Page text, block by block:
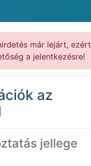
már lejárt, ezért
a jelentkezésre!
az
jellege